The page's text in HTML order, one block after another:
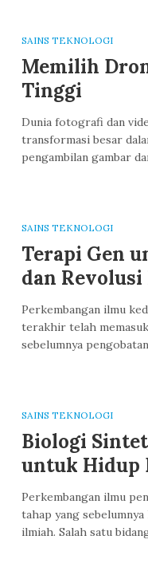
SAINS TEKNOLOGI
Memilih
Tinggi
Dunia fotografi dan
transformasi besar
pengambilan gambar
SAINS TEKNOLOGI
Terapi Gen
dan Revolusi
Perkembangan ilmu
terakhir telah
sebelumnya
SAINS TEKNOLOGI
Biologi
untuk Hidup
Perkembangan ilmu
tahap yang
ilmiah. Salah satu